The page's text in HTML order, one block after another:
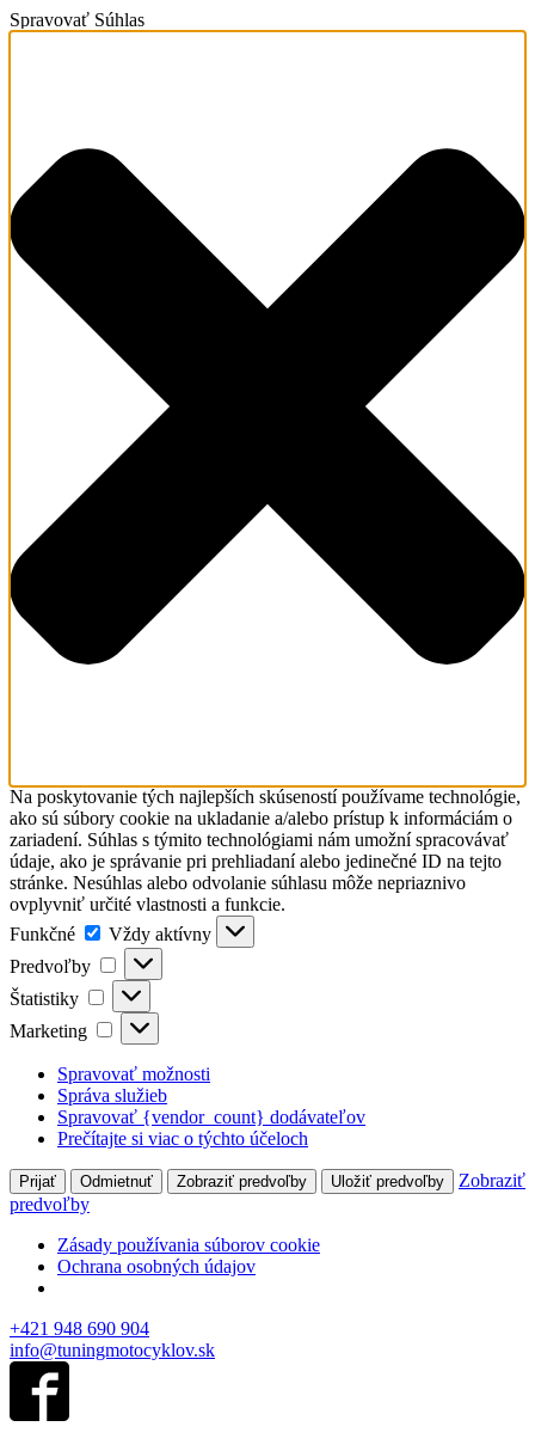
Spravovať Súhlas
Na poskytovanie tých najlepších skúseností používame technológie,
ako sú súbory cookie na ukladanie a/alebo prístup k informáciám o
zariadení. Súhlas s týmito technológiami nám umožní spracovávať
údaje, ako je správanie pri prehliadaní alebo jedinečné ID na tejto
stránke. Nesúhlas alebo odvolanie súhlasu môže nepriaznivo
ovplyvniť určité vlastnosti a funkcie.
Funkčné
Funkčné
Vždy aktívny
Predvoľby
Predvoľby
Štatistiky Štatistiky
Marketing Marketing
Spravovať možnosti
Správa služieb
Spravovať {vendor_count} dodávateľov
Prečítajte si viac o týchto účeloch
Prijať Odmietnuť Zobraziť predvoľby Uložiť predvoľby
Zobraziť
predvoľby
Zásady používania súborov cookie
Ochrana osobných údajov
+421 948 690 904
info@tuningmotocyklov.sk